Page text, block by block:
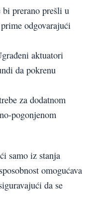
prerano prešli u
odgovarajući
aktuatori
da pokrenu
za dodatnom
pogonjenom
samo iz stanja
omogućava
da se